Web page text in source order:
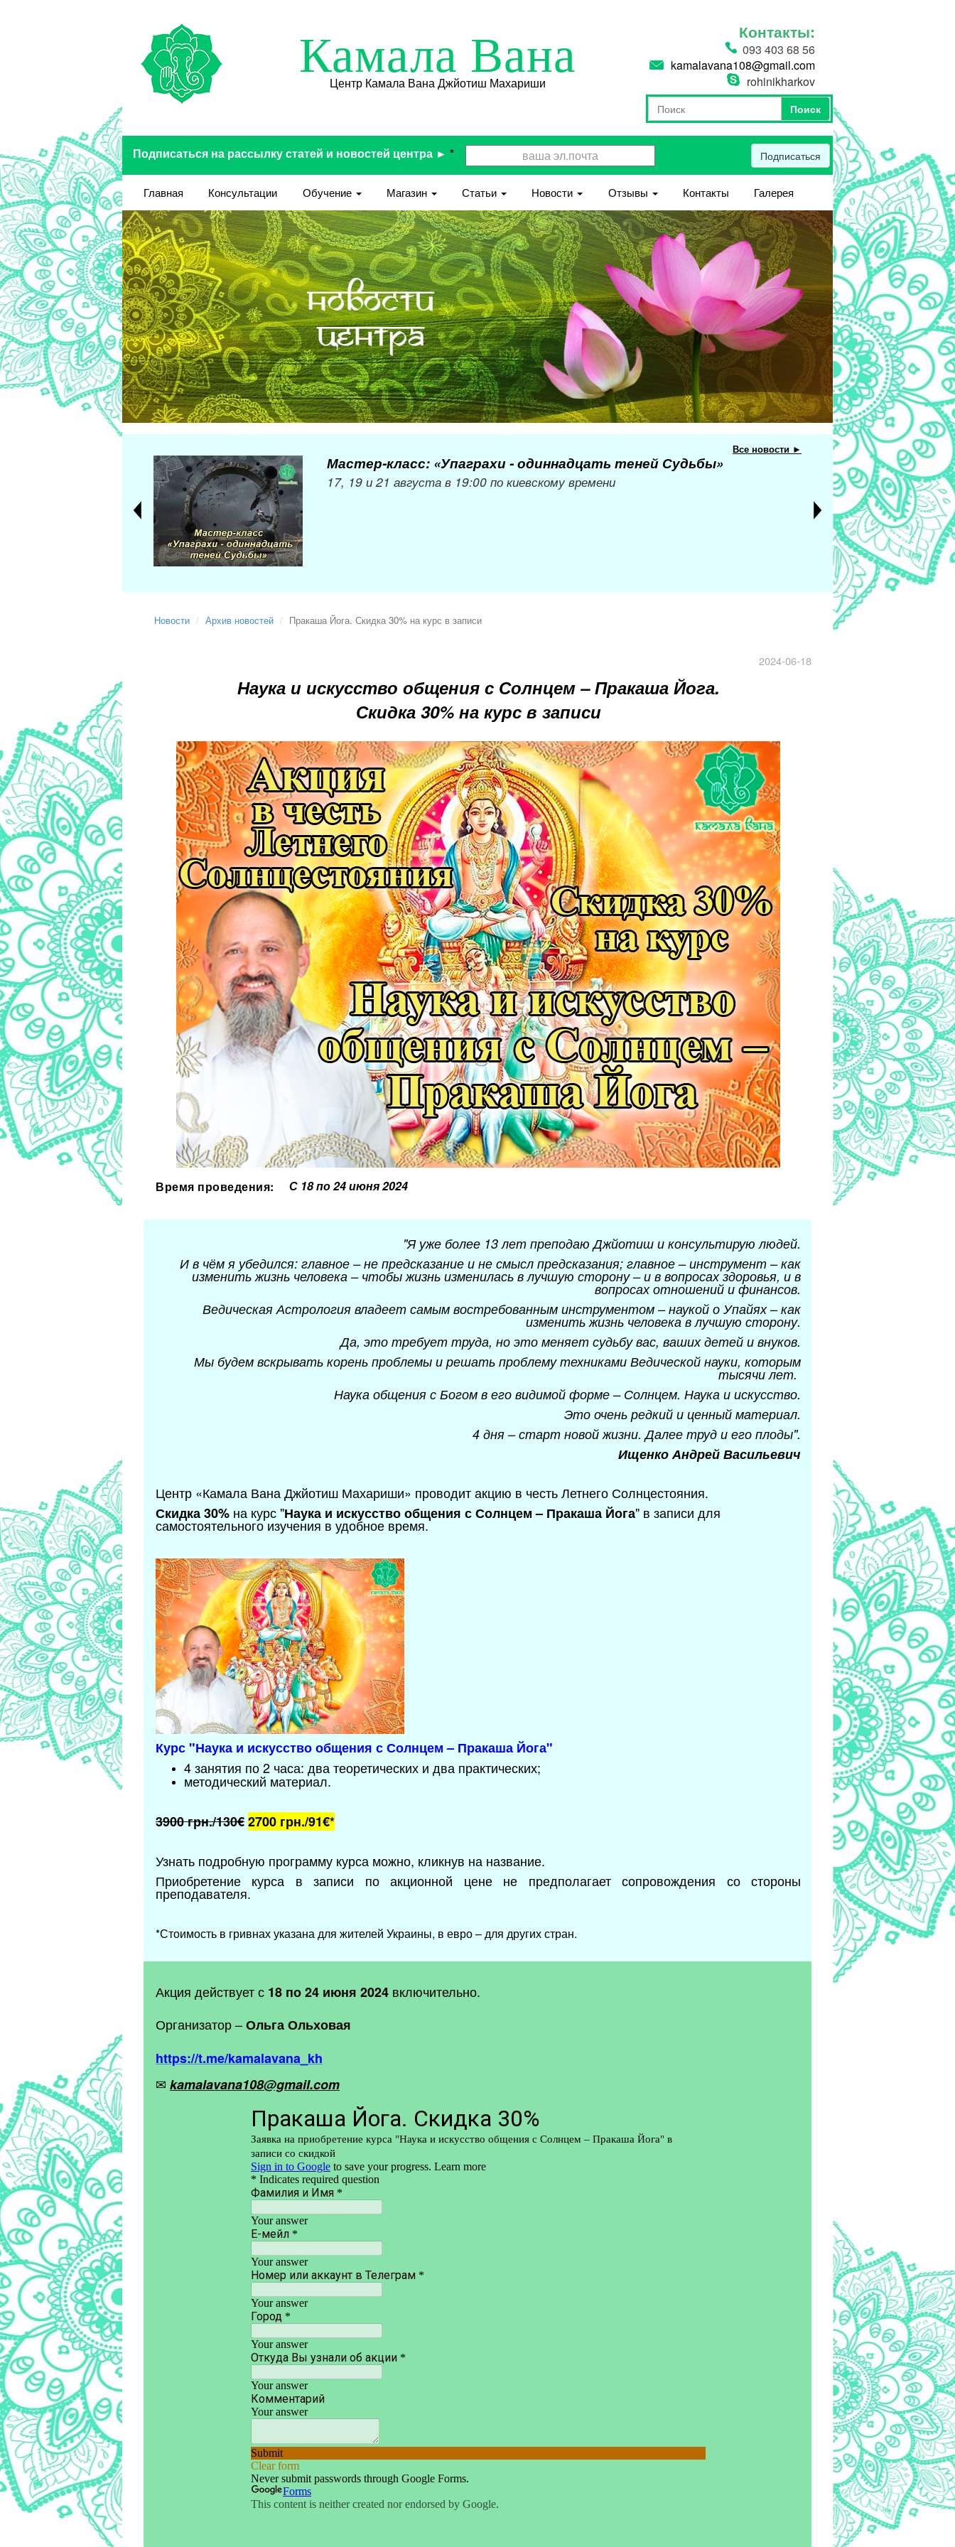
Камала Вана
Центр Камала Вана Джйотиш Махариши
Контакты:
093 403 68 56
kamalavana108@gmail.com
rohinikharkov
Форма поиска
Поиск
Поиск
Подписаться на рассылку статей и новостей центра ► * Подписаться
Главная Консультации Обучение Магазин Статьи Новости Отзывы Контакты Галерея
Все новости ►
Мастер-класс: «Упаграхи - одиннадцать теней Судьбы»
17, 19 и 21 августа в 19:00 по киевскому времени
Новости Архив новостей Пракаша Йога. Скидка 30% на курс в записи
2024-06-18
Наука и искусство общения с Солнцем – Пракаша Йога.
Скидка 30% на курс в записи
Время проведения: С 18 по 24 июня 2024
"Я уже более 13 лет преподаю Джйотиш и консультирую людей.
И в чём я убедился: главное – не предсказание и не смысл предсказания; главное – инструмент – как
изменить жизнь человека – чтобы жизнь изменилась в лучшую сторону – и в вопросах здоровья, и в
вопросах отношений и финансов.
Ведическая Астрология владеет самым востребованным инструментом – наукой о Упайях – как
изменить жизнь человека в лучшую сторону.
Да, это требует труда, но это меняет судьбу вас, ваших детей и внуков.
Мы будем вскрывать корень проблемы и решать проблему техниками Ведической науки, которым
тысячи лет.
Наука общения с Богом в его видимой форме – Солнцем. Наука и искусство.
Это очень редкий и ценный материал.
4 дня – старт новой жизни. Далее труд и его плоды".
Ищенко Андрей Васильевич
Центр «Камала Вана Джйотиш Махариши» проводит акцию в честь Летнего Солнцестояния.
Скидка 30% на курс "Наука и искусство общения с Солнцем – Пракаша Йога" в записи для
самостоятельного изучения в удобное время.
Курс "Наука и искусство общения с Солнцем – Пракаша Йога"
4 занятия по 2 часа: два теоретических и два практических;
методический материал.
3900 грн./130€2700 грн./91€*
Узнать подробную программу курса можно, кликнув на название.
Приобретение курса в записи по акционной цене не предполагает сопровождения со стороны
преподавателя.
*Стоимость в гривнах указана для жителей Украины, в евро – для других стран.
Акция действует с 18 по 24 июня 2024 включительно.
Организатор –Ольга Ольховая
https://t.me/kamalavana_kh
✉ kamalavana108@gmail.com